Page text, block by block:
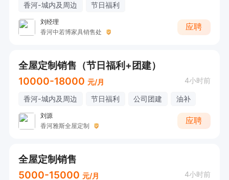
香河-城内及周边 节日福利
刘经理
香河中若博家具销售处
应聘
全屋定制销售（节日福利+团建）
10000-18000 元/月 4小时前
香河-城内及周边 节日福利 公司团建 油补
刘源
香河雅斯全屋定制
应聘
全屋定制销售
5000-15000 元/月 4小时前